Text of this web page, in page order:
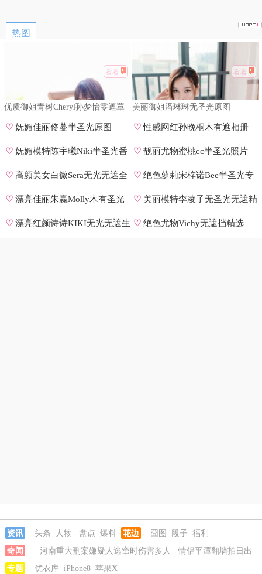
热图
看看
优质御姐青树Cheryl孙梦怡零遮罩
看看
美丽御姐潘琳琳无圣光原图
♡妩媚佳丽佟蔓半圣光原图 ♡性感网红孙晚桐木有遮相册
♡妩媚模特陈宇曦Niki半圣光番
号
♡ 靓丽尤物蜜桃cc半圣光照片
♡高颜美女白微Sera无光无遮全
集
♡ 绝色萝莉宋梓诺Bee半圣光专
辑
♡漂亮佳丽朱赢Molly木有圣光
原图
♡ 美丽模特李凌子无圣光无遮精
选
♡漂亮红颜诗诗KIKI无光无遮生 ♡ 绝色尤物Vichy无遮挡精选
资讯 头条 人物 盘点 爆料 花边 囧图 段子 福利
奇闻
河南重大刑案嫌疑人逃窜时伤害多人
情侣平潭翻墙拍日出
坠崖
富婆带资进组给自己硬加60多场吻戏
专题 优衣库 iPhone8 苹果X